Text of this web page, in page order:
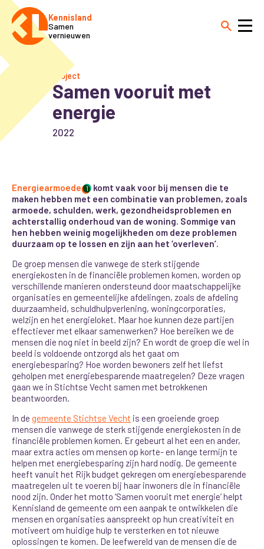
Kennisland
Samen
vernieuwen
Project
Samen vooruit met
energie
2022
Energiearmoede 1 komt vaak voor bij mensen die te
maken hebben met een combinatie van problemen, zoals
armoede, schulden, werk, gezondheidsproblemen en
achterstallig onderhoud van de woning. Sommige van
hen hebben weinig mogelijkheden om deze problemen
duurzaam op te lossen en zijn aan het ‘overleven’.
De groep mensen die vanwege de sterk stijgende
energiekosten in de financiële problemen komen, worden op
verschillende manieren ondersteund door maatschappelijke
organisaties en gemeentelijke afdelingen, zoals de afdeling
duurzaamheid, schuldhulpverlening, woningcorporaties,
welzijn en het energieloket. Maar hoe kunnen deze partijen
effectiever met elkaar samenwerken? Hoe bereiken we de
mensen die nog niet in beeld zijn? En wordt de groep die wel in
beeld is voldoende ontzorgd als het gaat om
energiebesparing? Hoe worden bewoners zelf het liefst
geholpen met energiebesparende maatregelen? Deze vragen
gaan we in Stichtse Vecht samen met betrokkenen
beantwoorden.
In degemeente Stichtse Vecht is een groeiende groep
mensen die vanwege de sterk stijgende energiekosten in de
financiële problemen komen. Er gebeurt al het een en ander,
maar extra acties om mensen op korte- en lange termijn te
helpen met energiebesparing zijn hard nodig. De gemeente
heeft vanuit het Rijk budget gekregen om energiebesparende
maatregelen uit te voeren bij haar inwoners die in financiële
nood zijn. Onder het motto ‘Samen vooruit met energie’ helpt
Kennisland de gemeente om een aanpak te ontwikkelen die
mensen en organisaties aanspreekt op hun creativiteit en
motiveert om huidige hulp te versterken en tot nieuwe
oplossingen te komen. De leefwereld van de mensen die de